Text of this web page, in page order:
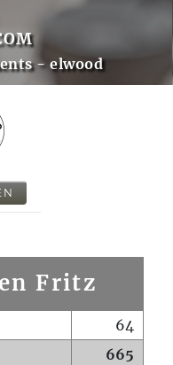
- elwood
Fritz
64
665